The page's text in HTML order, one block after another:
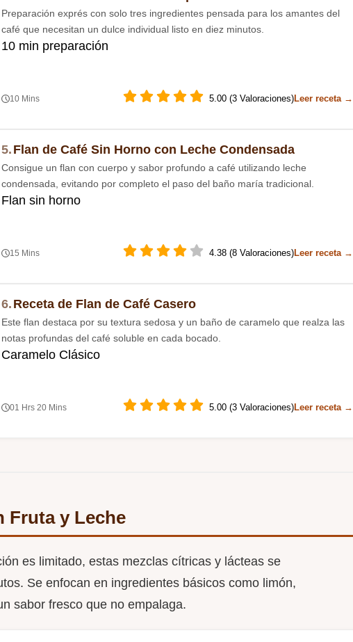
Preparación exprés con solo tres ingredientes pensada para los amantes del
café que necesitan un dulce individual listo en diez minutos.
10 min preparación
10 Mins 5.00 (3 Valoraciones)Leer receta →
5. Flan de Café Sin Horno con Leche Condensada
Consigue un flan con cuerpo y sabor profundo a café utilizando leche
condensada, evitando por completo el paso del baño maría tradicional.
Flan sin horno
15 Mins 4.38 (8 Valoraciones)Leer receta →
6. Receta de Flan de Café Casero
Este flan destaca por su textura sedosa y un baño de caramelo que realza las
notas profundas del café soluble en cada bocado.
Caramelo Clásico
01 Hrs 20 Mins 5.00 (3 Valoraciones)Leer receta →
Fruta y Leche
es limitado, estas mezclas cítricas y lácteas se
Se enfocan en ingredientes básicos como limón,
sabor fresco que no empalaga.